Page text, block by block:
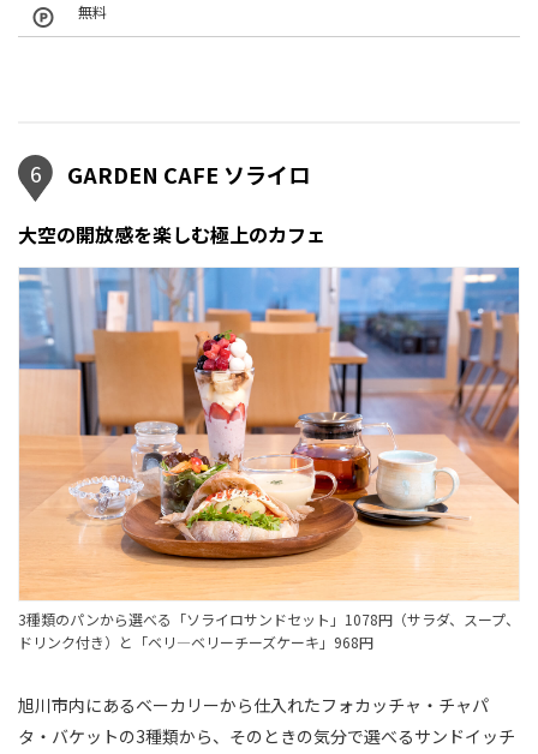
無料
6 GARDEN CAFE ソライロ
大空の開放感を楽しむ極上のカフェ
3種類のパンから選べる「ソライロサンドセット」1078円（サラダ、スープ、
ドリンク付き）と「ベリ―ベリーチーズケーキ」968円
旭川市内にあるベーカリーから仕入れたフォカッチャ・チャパ
タ・バケットの3種類から、そのときの気分で選べるサンドイッチ